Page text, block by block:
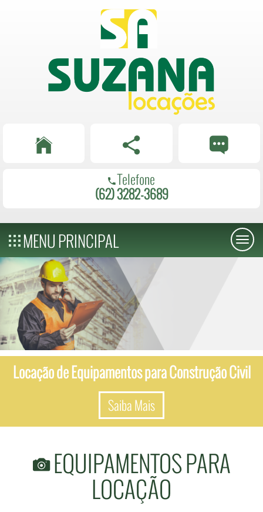
Telefone
(62) 3282-3689
MENU PRINCIPAL
Locação de Equipamentos para Construção Civil
Saiba Mais
EQUIPAMENTOS PARA
LOCAÇÃO